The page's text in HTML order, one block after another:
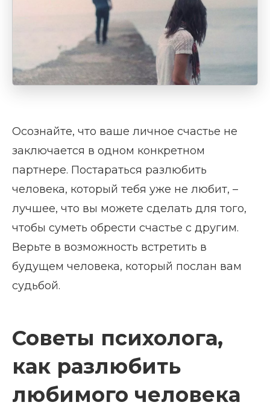
Осознайте, что ваше личное счастье не
заключается в одном конкретном
партнере. Постараться разлюбить
человека, который тебя уже не любит, –
лучшее, что вы можете сделать для того,
чтобы суметь обрести счастье с другим.
Верьте в возможность встретить в
будущем человека, который послан вам
судьбой.
Советы психолога,
как разлюбить
любимого человека